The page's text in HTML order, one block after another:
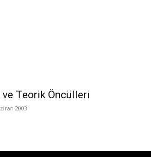
Teorik Öncülleri
2003